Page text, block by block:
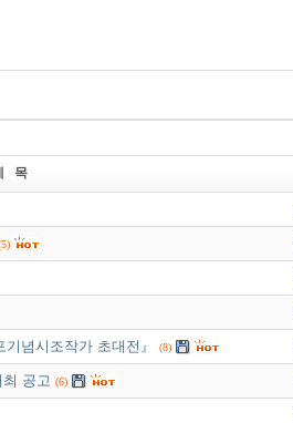
목
념시조작가 초대전』 (8)
공고 (6)